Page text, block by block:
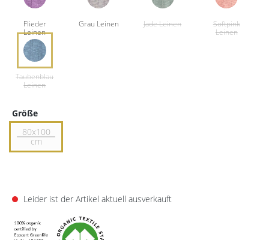
Größe
80x100
cm
Leider ist der Artikel aktuell ausverkauft